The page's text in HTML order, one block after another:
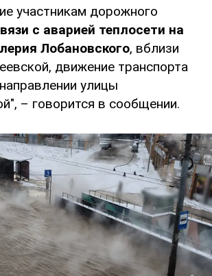
участникам дорожного
с аварией теплосети на
Лобановского, вблизи
движение транспорта
улицы
– говорится в сообщении.